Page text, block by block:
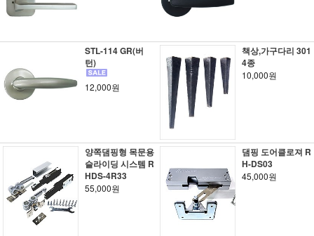
STL-114 GR(버
턴)
12,000원
책상,가구다리 301
4종
10,000원
양쪽댐핑형 목문용
슬라이딩 시스템 R
HDS-4R33
55,000원
댐핑 도어클로져 R
H-DS03
45,000원